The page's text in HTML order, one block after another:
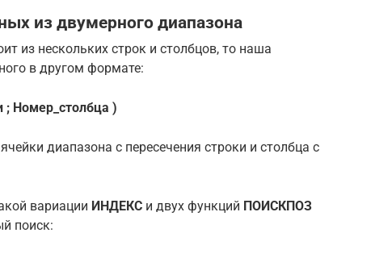
из двумерного диапазона
из нескольких строк и столбцов, то наша
в другом формате:
Номер_столбца )
диапазона с пересечения строки и столбца с
вариации ИНДЕКС и двух функций ПОИСКПОЗ
поиск: